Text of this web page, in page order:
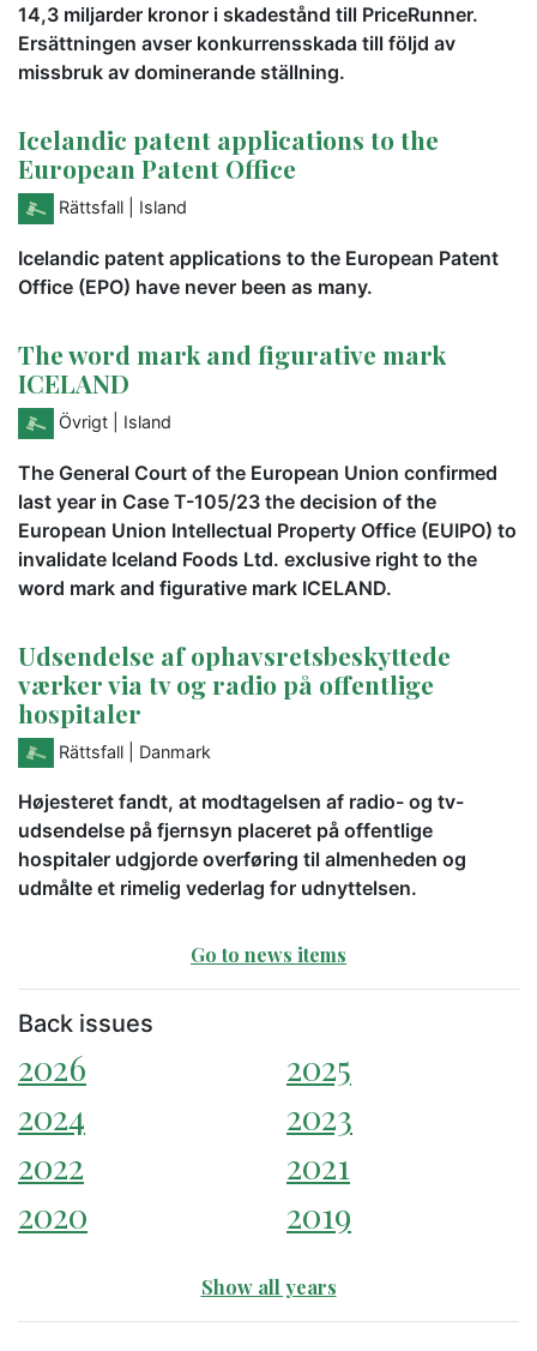
14,3 miljarder kronor i skadestånd till PriceRunner.
Ersättningen avser konkurrensskada till följd av
missbruk av dominerande ställning.
Icelandic patent applications to the
European Patent Office
Rättsfall | Island
Icelandic patent applications to the European Patent
Office (EPO) have never been as many.
The word mark and figurative mark
ICELAND
Övrigt | Island
The General Court of the European Union confirmed
last year in Case T-105/23 the decision of the
European Union Intellectual Property Office (EUIPO) to
invalidate Iceland Foods Ltd. exclusive right to the
word mark and figurative mark ICELAND.
Udsendelse af ophavsretsbeskyttede
værker via tv og radio på offentlige
hospitaler
Rättsfall | Danmark
Højesteret fandt, at modtagelsen af radio- og tv-
udsendelse på fjernsyn placeret på offentlige
hospitaler udgjorde overføring til almenheden og
udmålte et rimelig vederlag for udnyttelsen.
Go to news items
Back issues
2026
2025
2024
2023
2022
2021
2020
2019
Show all years